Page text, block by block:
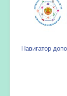
Навигатор